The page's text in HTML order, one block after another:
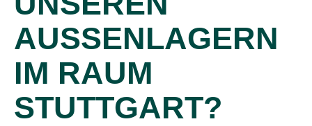
AUSSENLAGERN I
M RAUM S
TUTTGART?